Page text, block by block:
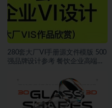
280套大厂VI手册源文件模版 500
强品牌设计参考 餐饮企业高端矢